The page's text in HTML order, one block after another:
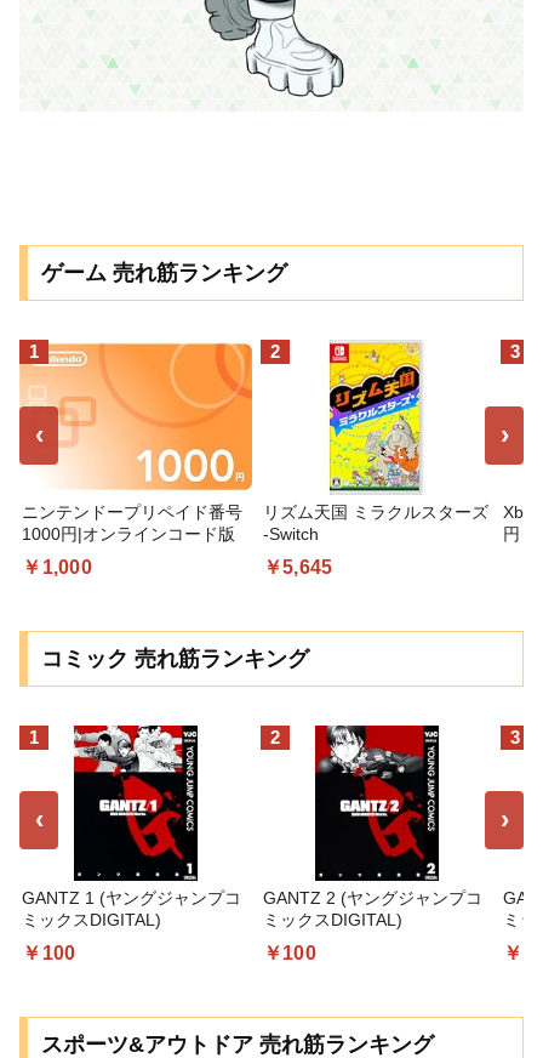
ゲーム 売れ筋ランキング
‹
1
ニンテンドープリペイド番号
1000円|オンラインコード版
￥1,000
2
リズム天国 ミラクルスターズ
-Switch
￥5,645
3
円
›
コミック 売れ筋ランキング
‹
1
GANTZ 1 (ヤングジャンプコ
ミックスDIGITAL)
￥100
2
GANTZ 2 (ヤングジャンプコ
ミックスDIGITAL)
￥100
3
ミッ
￥
›
スポーツ&アウトドア 売れ筋ランキング